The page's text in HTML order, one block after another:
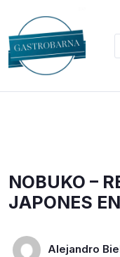
content
NOBUKO –
JAPONES
Alejandro